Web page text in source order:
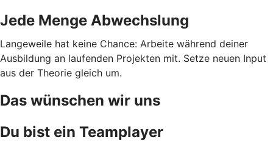
Jede Menge Abwechslung
Langeweile hat keine Chance: Arbeite während deiner
Ausbildung an laufenden Projekten mit. Setze neuen Input
aus der Theorie gleich um.
Das wünschen wir uns
Du bist ein Teamplayer